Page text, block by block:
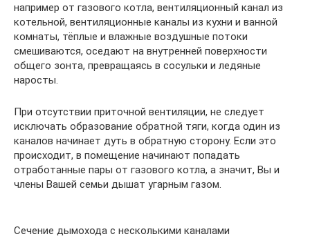
например от газового котла, вентиляционный канал из
котельной, вентиляционные каналы из кухни и ванной
комнаты, тёплые и влажные воздушные потоки
смешиваются, оседают на внутренней поверхности
общего зонта, превращаясь в сосульки и ледяные
наросты.
При отсутствии приточной вентиляции, не следует
исключать образование обратной тяги, когда один из
каналов начинает дуть в обратную сторону. Если это
происходит, в помещение начинают попадать
отработанные пары от газового котла, а значит, Вы и
члены Вашей семьи дышат угарным газом.
Сечение дымохода с несколькими каналами